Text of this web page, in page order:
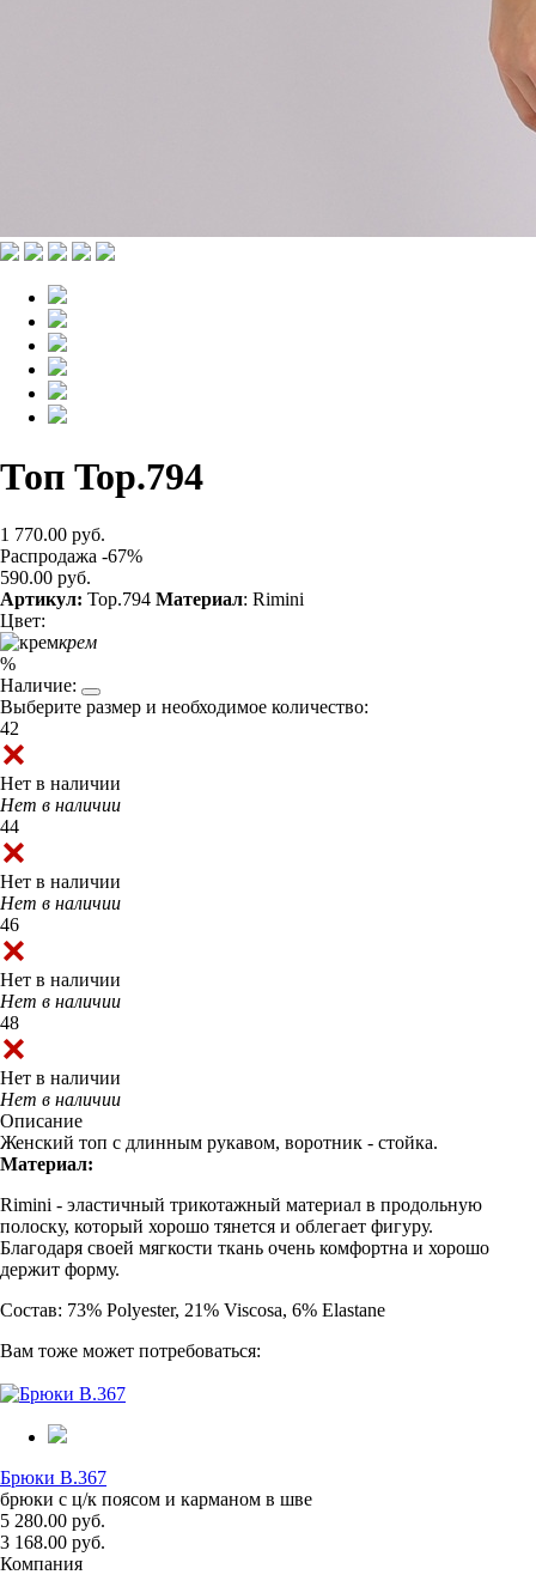
Топ Top.794
1 770.00 руб.
Распродажа -67%
590.00 руб.
Артикул: Top.794 Материал: Rimini
Цвет:
крем
%
Наличие:
Выберите размер и необходимое количество:
42
Нет в наличии
Нет в наличии
44
Нет в наличии
Нет в наличии
46
Нет в наличии
Нет в наличии
48
Нет в наличии
Нет в наличии
Описание
Женский топ с длинным рукавом, воротник - стойка.
Материал:
Rimini - эластичный трикотажный материал в продольную
полоску, который хорошо тянется и облегает фигуру.
Благодаря своей мягкости ткань очень комфортна и хорошо
держит форму.
Состав: 73% Polyester, 21% Viscosa, 6% Elastane
Вам тоже может потребоваться:
Брюки B.367
брюки с ц/к поясом и карманом в шве
5 280.00 руб.
3 168.00 руб.
Компания